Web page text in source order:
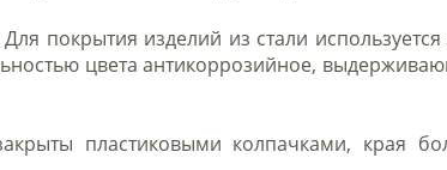
покрытия изделий из стали используется
цвета антикоррозийное,
пластиковыми колпачками, края